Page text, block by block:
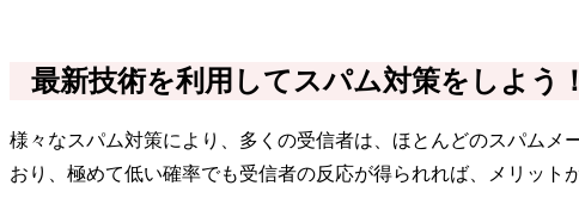
最新技術を利用してスパム対策をしよう！
様々なスパム対策により、多くの受信者は、ほとんどのスパム
おり、極めて低い確率でも受信者の反応が得られれば、メリット